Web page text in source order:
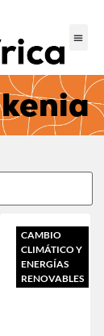
kenia
CAMBIO
CLIMÁTICO Y
ENERGÍAS
RENOVABLES